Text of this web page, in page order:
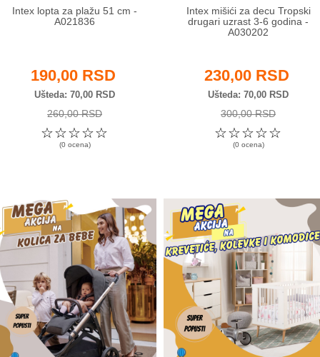
Intex lopta za plažu 51 cm -
A021836
190,00 RSD
Ušteda 70,00 RSD
260,00 RSD
☆
☆
☆
☆
☆
(0 ocena)
Intex mišići za decu Tropski
drugari uzrast 3-6 godina -
A030202
230,00 RSD
Ušteda 70,00 RSD
300,00 RSD
☆
☆
☆
☆
☆
(0 ocena)